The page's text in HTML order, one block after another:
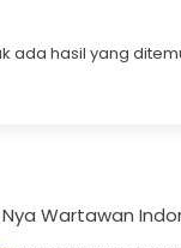
ada hasil yang
Wartawan